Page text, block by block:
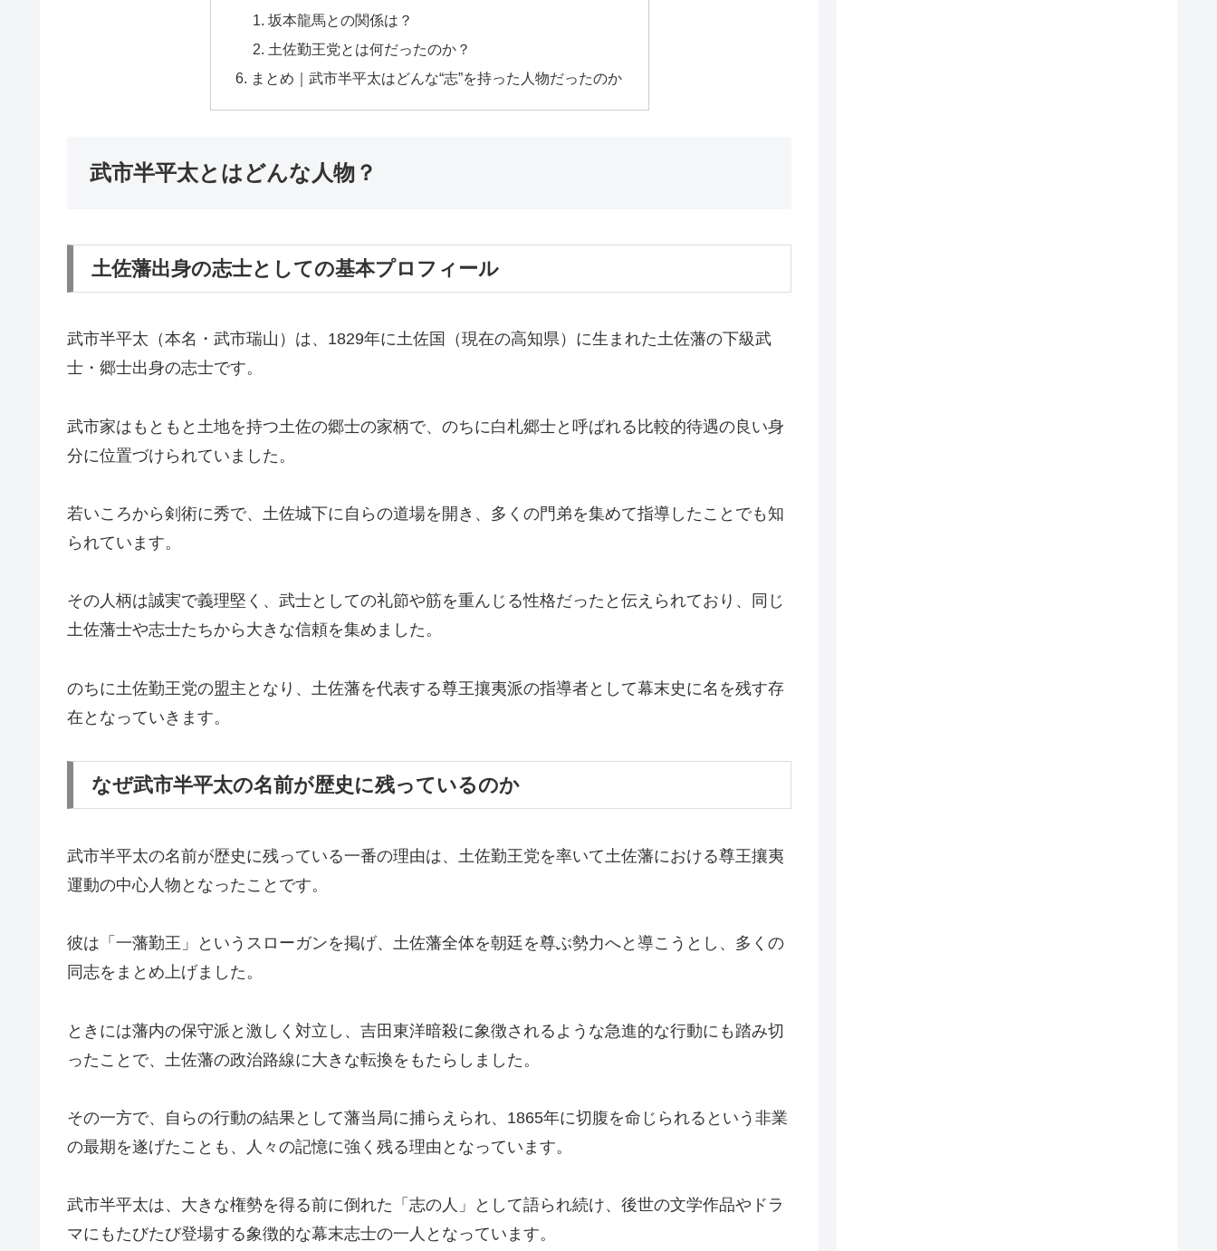
坂本龍馬との関係は？
土佐勤王党とは何だったのか？
まとめ｜武市半平太はどんな“志”を持った人物だったのか
武市半平太とはどんな人物？
土佐藩出身の志士としての基本プロフィール
武市半平太（本名・武市瑞山）は、1829年に土佐国（現在の高知県）に生まれた土佐藩の下級武
士・郷士出身の志士です。
武市家はもともと土地を持つ土佐の郷士の家柄で、のちに白札郷士と呼ばれる比較的待遇の良い身
分に位置づけられていました。
若いころから剣術に秀で、土佐城下に自らの道場を開き、多くの門弟を集めて指導したことでも知
られています。
その人柄は誠実で義理堅く、武士としての礼節や筋を重んじる性格だったと伝えられており、同じ
土佐藩士や志士たちから大きな信頼を集めました。
のちに土佐勤王党の盟主となり、土佐藩を代表する尊王攘夷派の指導者として幕末史に名を残す存
在となっていきます。
なぜ武市半平太の名前が歴史に残っているのか
武市半平太の名前が歴史に残っている一番の理由は、土佐勤王党を率いて土佐藩における尊王攘夷
運動の中心人物となったことです。
彼は「一藩勤王」というスローガンを掲げ、土佐藩全体を朝廷を尊ぶ勢力へと導こうとし、多くの
同志をまとめ上げました。
ときには藩内の保守派と激しく対立し、吉田東洋暗殺に象徴されるような急進的な行動にも踏み切
ったことで、土佐藩の政治路線に大きな転換をもたらしました。
その一方で、自らの行動の結果として藩当局に捕らえられ、1865年に切腹を命じられるという非業
の最期を遂げたことも、人々の記憶に強く残る理由となっています。
武市半平太は、大きな権勢を得る前に倒れた「志の人」として語られ続け、後世の文学作品やドラ
マにもたびたび登場する象徴的な幕末志士の一人となっています。